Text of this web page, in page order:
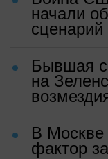
начали
сценарий
Бывшая
на
В Москве
фактор